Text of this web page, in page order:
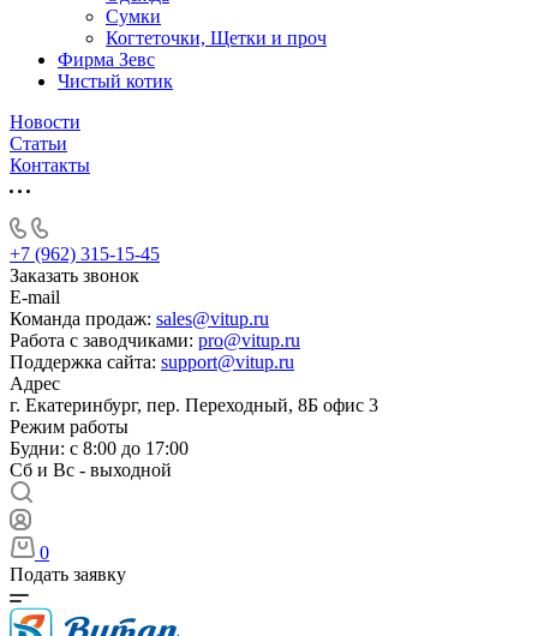
Сумки
Когтеточки, Щетки и проч
Фирма Зевс
Чистый котик
Новости
Статьи
Контакты
+7 (962) 315-15-45
Заказать звонок
E-mail
Команда продаж: sales@vitup.ru
Работа с заводчиками: pro@vitup.ru
Поддержка сайта: support@vitup.ru
Адрес
г. Екатеринбург, пер. Переходный, 8Б офис 3
Режим работы
Будни: с 8:00 до 17:00
Сб и Вс - выходной
0
Подать заявку